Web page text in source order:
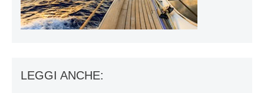
LEGGI ANCHE: